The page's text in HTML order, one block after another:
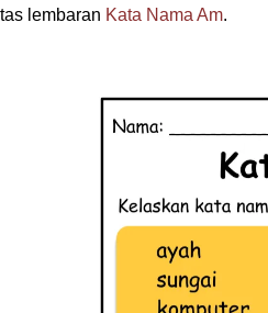
lembaran Kata Nama Am.